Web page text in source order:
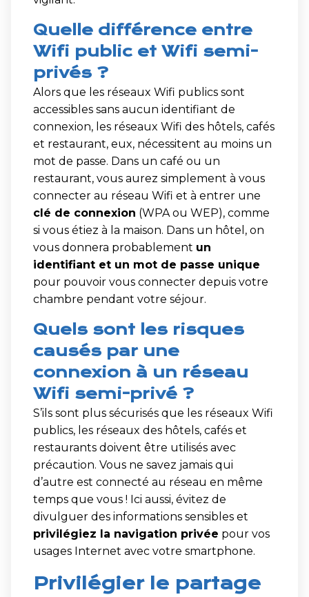
Quelle différence entre
Wifi public et Wifi semi-
privés ?
Alors que les réseaux Wifi publics sont
accessibles sans aucun identifiant de
connexion, les réseaux Wifi des hôtels, cafés
et restaurant, eux, nécessitent au moins un
mot de passe. Dans un café ou un
restaurant, vous aurez simplement à vous
connecter au réseau Wifi et à entrer une
clé de connexion (WPA ou WEP), comme
si vous étiez à la maison. Dans un hôtel, on
vous donnera probablement un
identifiant et un mot de passe unique
pour pouvoir vous connecter depuis votre
chambre pendant votre séjour.
Quels sont les risques
causés par une
connexion à un réseau
Wifi semi-privé ?
S’ils sont plus sécurisés que les réseaux Wifi
publics, les réseaux des hôtels, cafés et
restaurants doivent être utilisés avec
précaution. Vous ne savez jamais qui
d’autre est connecté au réseau en même
temps que vous ! Ici aussi, évitez de
divulguer des informations sensibles et
privilégiez la navigation privée pour vos
usages Internet avec votre smartphone.
Privilégier le partage